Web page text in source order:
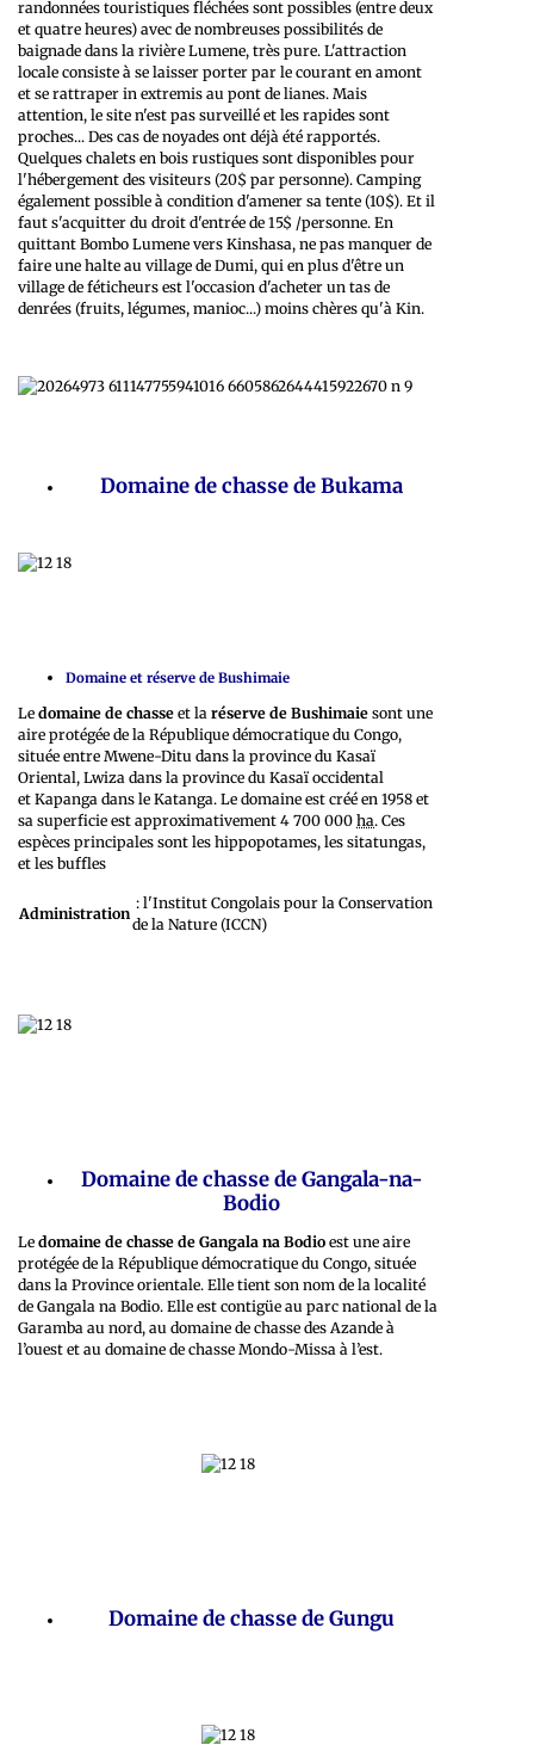
randonnées touristiques fléchées sont possibles (entre deux
et quatre heures) avec de nombreuses possibilités de
baignade dans la rivière Lumene, très pure. L'attraction
locale consiste à se laisser porter par le courant en amont
et se rattraper in extremis au pont de lianes. Mais
attention, le site n'est pas surveillé et les rapides sont
proches... Des cas de noyades ont déjà été rapportés.
Quelques chalets en bois rustiques sont disponibles pour
l'hébergement des visiteurs (20$ par personne). Camping
également possible à condition d'amener sa tente (10$). Et il
faut s'acquitter du droit d'entrée de 15$ /personne. En
quittant Bombo Lumene vers Kinshasa, ne pas manquer de
faire une halte au village de Dumi, qui en plus d'être un
village de féticheurs est l'occasion d'acheter un tas de
denrées (fruits, légumes, manioc...) moins chères qu'à Kin.
Domaine de chasse de Bukama
Domaine et réserve de Bushimaie
Le domaine de chasse et la réserve de Bushimaie sont une
aire protégée de la République démocratique du Congo,
située entre Mwene-Ditu dans la province du Kasaï
Oriental, Lwiza dans la province du Kasaï occidental
et Kapanga dans le Katanga. Le domaine est créé en 1958 et
sa superficie est approximativement 4 700 000 ha. Ces
espèces principales sont les hippopotames, les sitatungas,
et les buffles
Administration
: l'Institut Congolais pour la Conservation
de la Nature (ICCN)
Domaine de chasse de Gangala-na-
Bodio
Le domaine de chasse de Gangala na Bodio est une aire
protégée de la République démocratique du Congo, située
dans la Province orientale. Elle tient son nom de la localité
de Gangala na Bodio. Elle est contigüe au parc national de la
Garamba au nord, au domaine de chasse des Azande à
l’ouest et au domaine de chasse Mondo-Missa à l’est.
Domaine de chasse de Gungu